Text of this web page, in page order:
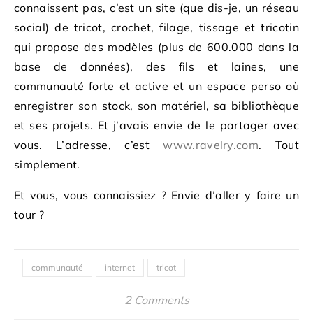
connaissent pas, c’est un site (que dis-je, un réseau
social) de tricot, crochet, filage, tissage et tricotin
qui propose des modèles (plus de 600.000 dans la
base de données), des fils et laines, une
communauté forte et active et un espace perso où
enregistrer son stock, son matériel, sa bibliothèque
et ses projets. Et j’avais envie de le partager avec
vous. L’adresse, c’estwww.ravelry.com. Tout
simplement.
Et vous, vous connaissiez ? Envie d’aller y faire un
tour ?
communauté internet tricot
2 Comments